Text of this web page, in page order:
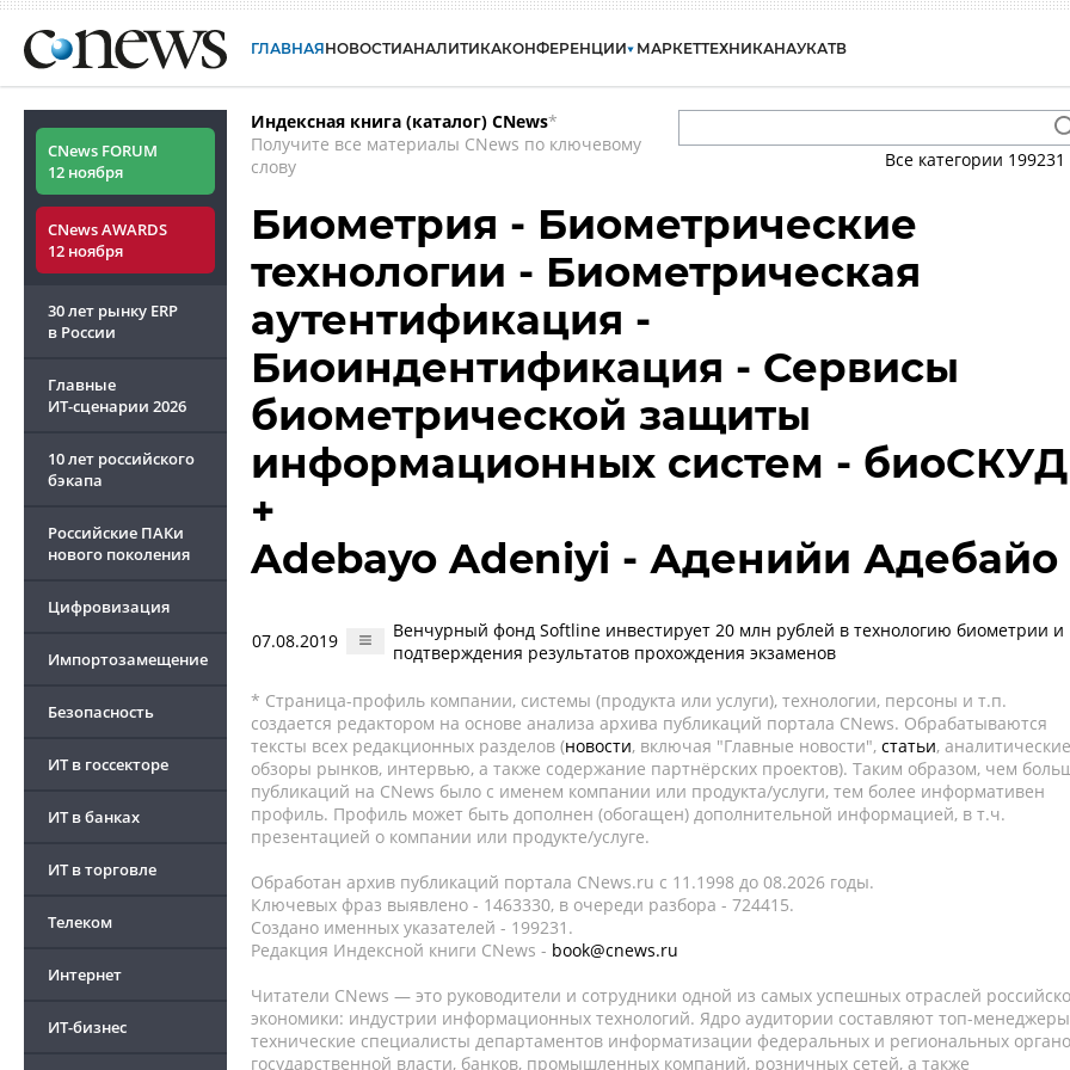
ГЛАВНАЯНОВОСТИАНАЛИТИКАКОНФЕРЕНЦИИ МАРКЕТТЕХНИКАНАУКАТВ
CNews FORUM
12 ноября
CNews AWARDS
12 ноября
30 лет рынку ERP
в России
Главные
ИТ-сценарии 2026
10 лет российского
бэкапа
Российские ПАКи
нового поколения
Цифровизация
Импортозамещение
Безопасность
ИТ в госсекторе
ИТ в банках
ИТ в торговле
Телеком
Интернет
ИТ-бизнес
Индексная книга (каталог) CNews*
Получите все материалы CNews по ключевому
слову
Все категории 199231
Биометрия - Биометрические
технологии - Биометрическая
аутентификация -
Биоиндентификация - Сервисы
биометрической защиты
информационных систем - биоСКУД
+
Adebayo Adeniyi - Аденийи Адебайо
07.08.2019
Венчурный фонд Softline инвестирует 20 млн рублей в технологию биометрии и
подтверждения результатов прохождения экзаменов
* Страница-профиль компании, системы (продукта или услуги), технологии, персоны и т.п.
создается редактором на основе анализа архива публикаций портала CNews. Обрабатываются
тексты всех редакционных разделов (новости, включая "Главные новости", статьи, аналитические
обзоры рынков, интервью, а также содержание партнёрских проектов). Таким образом, чем
публикаций на CNews было с именем компании или продукта/услуги, тем более информативен
профиль. Профиль может быть дополнен (обогащен) дополнительной информацией, в т.ч.
презентацией о компании или продукте/услуге.
Обработан архив публикаций портала CNews.ru c 11.1998 до 08.2026 годы.
Ключевых фраз выявлено - 1463330, в очереди разбора - 724415.
Создано именных указателей - 199231.
Редакция Индексной книги CNews - book@cnews.ru
Читатели CNews — это руководители и сотрудники одной из самых успешных отраслей
экономики: индустрии информационных технологий. Ядро аудитории составляют топ-
технические специалисты департаментов информатизации федеральных и региональных
государственной власти, банков, промышленных компаний, розничных сетей, а также